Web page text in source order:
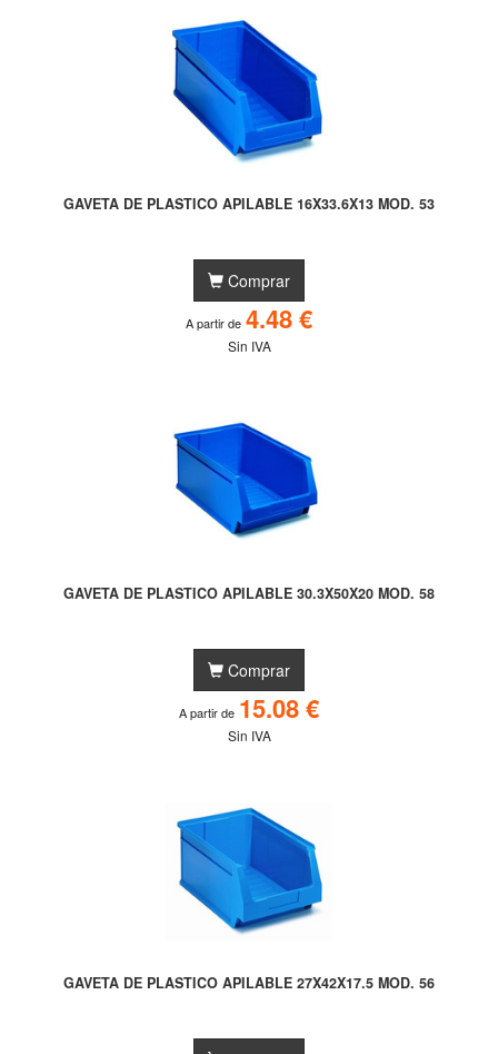
GAVETA DE PLASTICO APILABLE 16X33.6X13 MOD. 53
Comprar
A partir de 4.48 €
Sin IVA
GAVETA DE PLASTICO APILABLE 30.3X50X20 MOD. 58
Comprar
A partir de 15.08 €
Sin IVA
GAVETA DE PLASTICO APILABLE 27X42X17.5 MOD. 56